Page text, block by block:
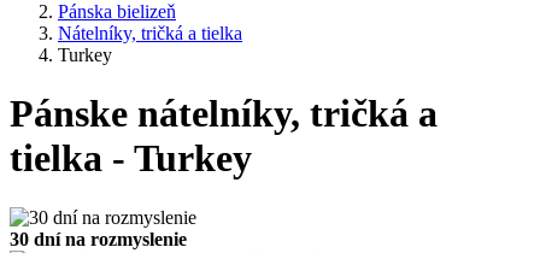
Pánska bielizeň
Nátelníky, tričká a tielka
Turkey
Pánske nátelníky, tričká a
tielka - Turkey
30 dní na rozmyslenie